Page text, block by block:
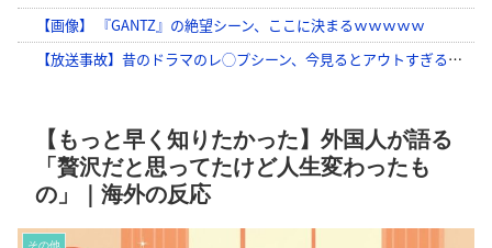
【もっと早く知りたかった】外国人が語る
「贅沢だと思ってたけど人生変わったも
の」｜海外の反応
その他